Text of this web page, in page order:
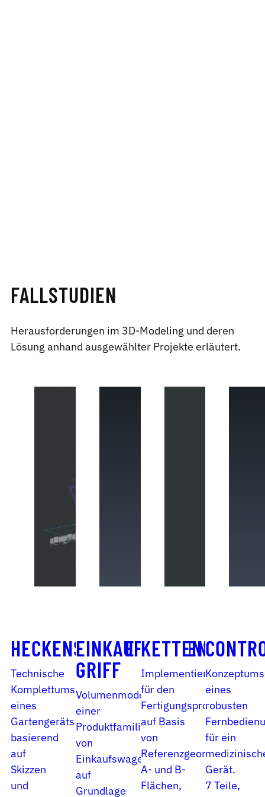
FALLSTUDIEN
Herausforderungen im 3D-Modeling und deren
Lösung anhand ausgewählter Projekte erläutert.
HECKENSCHERE
Technische
Komplettumsetzung
eines
Gartengeräts
basierend
auf
Skizzen
und
EINKAUFSWAGEN-­
GRIFF
Volumenmodellierung
einer
Produktfamilie
von
Einkaufswagengriffen
auf
Grundlage
KETTENSÄGE
Implementierung
für den
Fertigungsprozess
auf Basis
von
Referenzgeometrien.
A- und B-
Flächen,
eines
robusten
für ein
Gerät.
7 Teile,